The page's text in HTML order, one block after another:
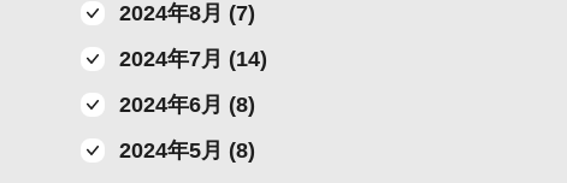
2024年8月 (7)
2024年7月 (14)
2024年6月 (8)
2024年5月 (8)